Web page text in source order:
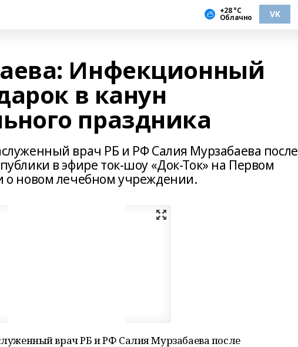
+28 °С
Облачно VK
Инфекционный
в канун
праздника
врач РБ и РФ Салия Мурзабаева после
в эфире ток-шоу «Док-Ток» на Первом
о новом лечебном учреждении.
врач РБ и РФ Салия Мурзабаева после